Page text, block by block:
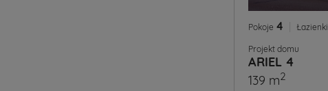
Pokoje 4 Łazienki
Projekt domu
ARIEL 4
139 m2